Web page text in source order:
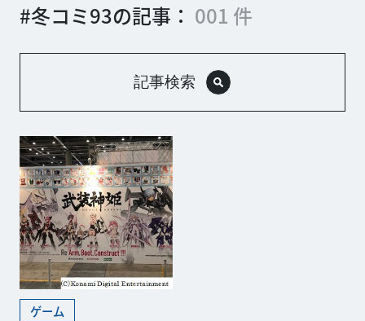
#冬コミ93の記事： 001 件
記事検索
ゲーム